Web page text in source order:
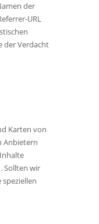
der
URL
der Verdacht
Karten von
Anbietern
Sollten wir